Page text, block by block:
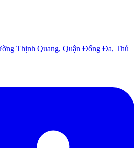
Thịnh Quang, Quận Đống Đa, Thủ